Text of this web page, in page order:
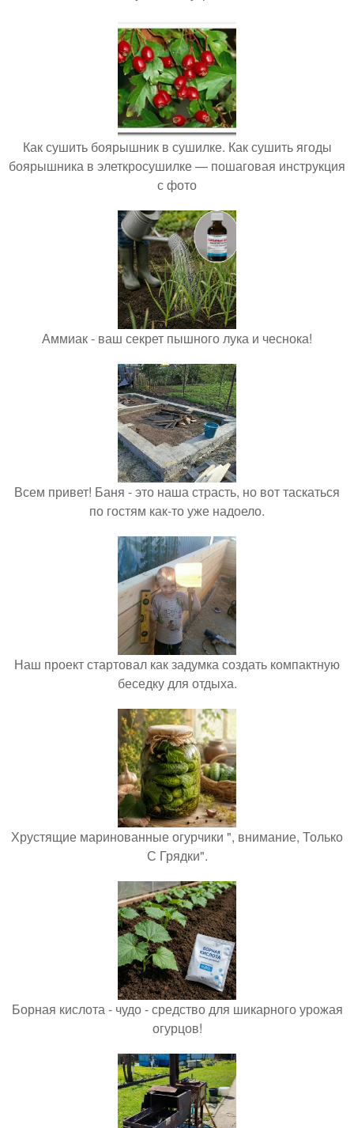
Как сушить боярышник в сушилке. Как сушить ягоды
боярышника в элеткросушилке — пошаговая инструкция
с фото
Аммиак - ваш секрет пышного лука и чеснока!
Всем привет! Баня - это наша страсть, но вот таскаться
по гостям как-то уже надоело.
Наш проект стартовал как задумка создать компактную
беседку для отдыха.
Хрустящие маринованные огурчики ", внимание, Только
С Грядки".
Борная кислота - чудо - средство для шикарного урожая
огурцов!